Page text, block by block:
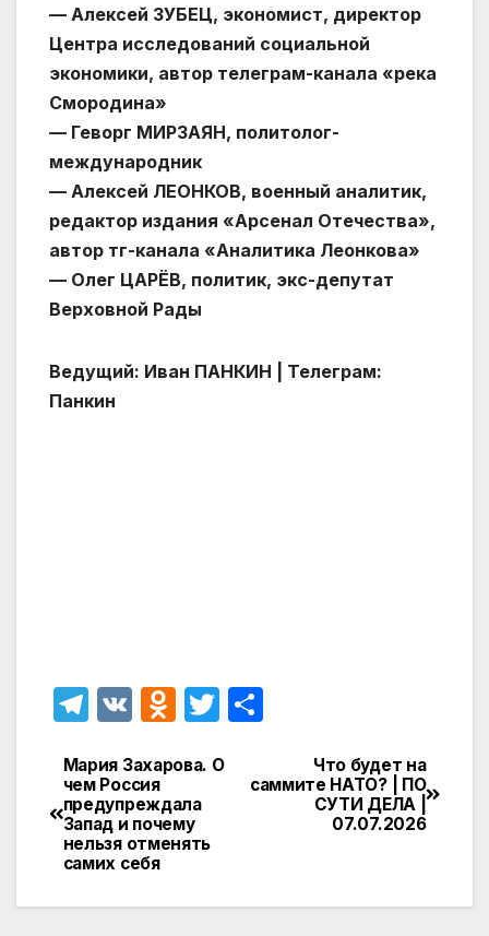
— Алексей ЗУБЕЦ, экономист, директор
Центра исследований социальной
экономики, автор телеграм-канала «река
Смородина»
— Геворг МИРЗАЯН, политолог-
международник
— Алексей ЛЕОНКОВ, военный аналитик,
редактор издания «Арсенал Отечества»,
автор тг-канала «Аналитика Леонкова»
— Олег ЦАРЁВ, политик, экс-депутат
Верховной Рады
Ведущий: Иван ПАНКИН | Телеграм:
Панкин
T
e
gr
a
m
V
O
n
o
kl
s
T
itt п
и
Навигация
по
записям
Что будет на
саммите НАТО? | ПО
СУТИ ДЕЛА |
07.07.2026
Мария Захарова. О
чем Россия
предупреждала
Запад и почему
нельзя отменять
самих себя